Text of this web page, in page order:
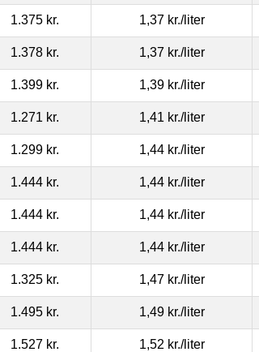
1.375 kr. 1,37 kr./liter
1.378 kr. 1,37 kr./liter
1.399 kr. 1,39 kr./liter
1.271 kr. 1,41 kr./liter
1.299 kr. 1,44 kr./liter
1.444 kr. 1,44 kr./liter
1.444 kr. 1,44 kr./liter
1.444 kr. 1,44 kr./liter
1.325 kr. 1,47 kr./liter
1.495 kr. 1,49 kr./liter
1.527 kr. 1,52 kr./liter